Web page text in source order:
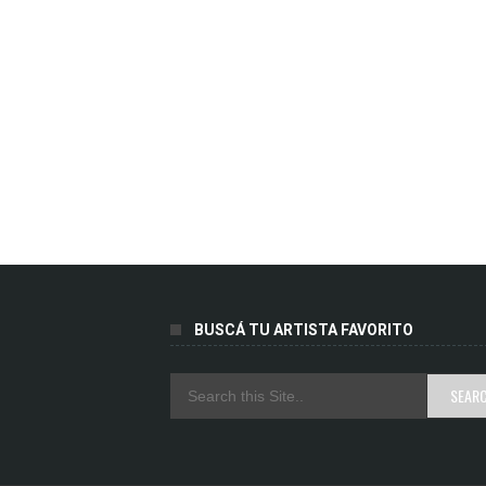
BUSCÁ TU ARTISTA FAVORITO